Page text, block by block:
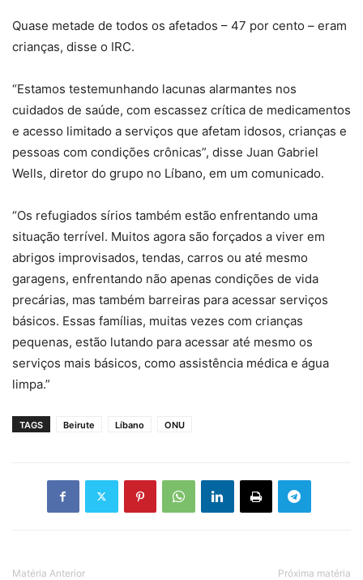
Quase metade de todos os afetados – 47 por cento – eram
crianças, disse o IRC.
“Estamos testemunhando lacunas alarmantes nos
cuidados de saúde, com escassez crítica de medicamentos
e acesso limitado a serviços que afetam idosos, crianças e
pessoas com condições crônicas”, disse Juan Gabriel
Wells, diretor do grupo no Líbano, em um comunicado.
“Os refugiados sírios também estão enfrentando uma
situação terrível. Muitos agora são forçados a viver em
abrigos improvisados, tendas, carros ou até mesmo
garagens, enfrentando não apenas condições de vida
precárias, mas também barreiras para acessar serviços
básicos. Essas famílias, muitas vezes com crianças
pequenas, estão lutando para acessar até mesmo os
serviços mais básicos, como assistência médica e água
limpa.”
TAGS Beirute Líbano ONU
Matéria Anterior Próxima matéria